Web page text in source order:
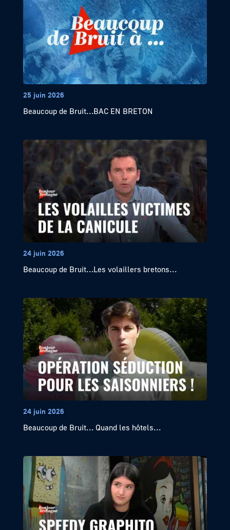
25 juin 2026
Beaucoup de Bruit…BAC EN BRETON
24 juin 2026
Beaucoup de Bruit…Les volaillers bretons...
24 juin 2026
Beaucoup de Bruit… Quand les hôtels...